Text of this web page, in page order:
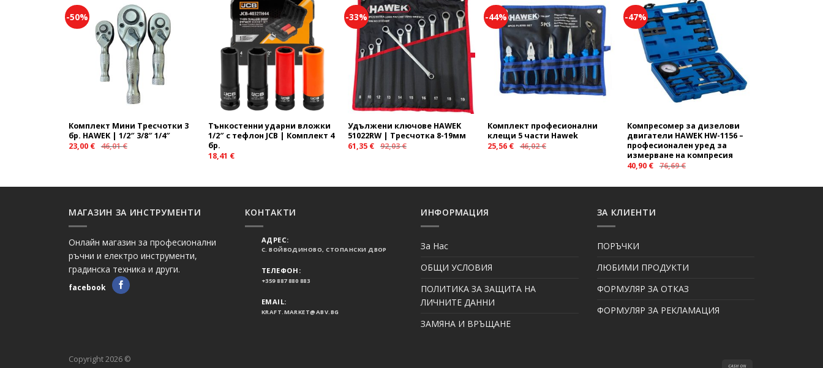
-50%
Add to
wishlist
Комплект Мини Тресчотки 3
бр. HAWEK | 1/2″ 3/8″ 1/4″
23,00 € 46,01€
Add to
wishlist
Тънкостенни ударни вложки
1/2″ с тефлон JCB | Комплект 4
бр.
18,41 €
-33%
Add to
Удължени ключове HAWEK
51022RW | Тресчотка 8-19мм
61,35 € 92,03€
-44%
Add to
wishlist
Комплект професионални
клещи 5 части Hawek
25,56 € 46,02€
-47%
Компресомер за дизелови
двигатели HAWEK HW-1156 –
професионален уред за
измерване на компресия
40,90 € 76,69€
МАГАЗИН ЗА ИНСТРУМЕНТИ
Онлайн магазин за професионални
ръчни и електро инструменти,
градинска техника и други.
facebook
КОНТАКТИ
АДРЕС:
С. ВОЙВОДИНОВО, СТОПАНСКИ ДВОР
ТЕЛЕФОН:
+359 887 880 883
EMAIL:
KRAFT.MARKET@ABV.BG
ИНФОРМАЦИЯ
За Нас
ОБЩИ УСЛОВИЯ
ПОЛИТИКА ЗА ЗАЩИТА НА
ЛИЧНИТЕ ДАННИ
ЗАМЯНА И ВРЪЩАНЕ
ЗА КЛИЕНТИ
ПОРЪЧКИ
ЛЮБИМИ ПРОДУКТИ
ФОРМУЛЯР ЗА ОТКАЗ
ФОРМУЛЯР ЗА РЕКЛАМАЦИЯ
Copyright 2026 ©